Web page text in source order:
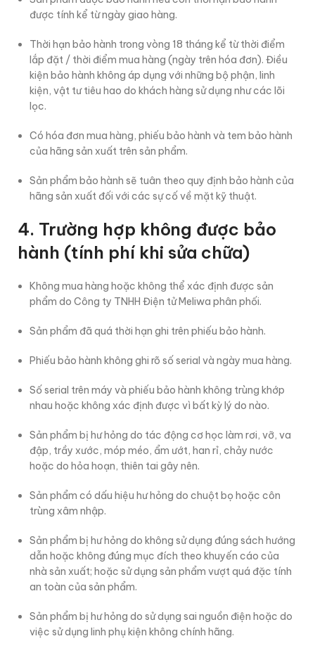
được tính kể từ ngày giao hàng.
Thời hạn bảo hành trong vòng 18 tháng kể từ thời điểm
lắp đặt / thời điểm mua hàng (ngày trên hóa đơn). Điều
kiện bảo hành không áp dụng với những bộ phận, linh
kiện, vật tư tiêu hao do khách hàng sử dụng như các lõi
lọc.
Có hóa đơn mua hàng, phiếu bảo hành và tem bảo hành
của hãng sản xuất trên sản phẩm.
Sản phẩm bảo hành sẽ tuân theo quy định bảo hành của
hãng sản xuất đối với các sự cố về mặt kỹ thuật.
4. Trường hợp không được bảo
hành (tính phí khi sửa chữa)
Không mua hàng hoặc không thể xác định được sản
phẩm do Công ty TNHH Điện tử Meliwa phân phối.
Sản phẩm đã quá thời hạn ghi trên phiếu bảo hành.
Phiếu bảo hành không ghi rõ số serial và ngày mua hàng.
Số serial trên máy và phiếu bảo hành không trùng khớp
nhau hoặc không xác định được vì bất kỳ lý do nào.
Sản phẩm bị hư hỏng do tác động cơ học làm rơi, vỡ, va
đập, trầy xước, móp méo, ẩm ướt, han rỉ, chảy nước
hoặc do hỏa hoạn, thiên tai gây nên.
Sản phẩm có dấu hiệu hư hỏng do chuột bọ hoặc côn
trùng xâm nhập.
Sản phẩm bị hư hỏng do không sử dụng đúng sách hướng
dẫn hoặc không đúng mục đích theo khuyến cáo của
nhà sản xuất; hoặc sử dụng sản phẩm vượt quá đặc tính
an toàn của sản phẩm.
Sản phẩm bị hư hỏng do sử dụng sai nguồn điện hoặc do
việc sử dụng linh phụ kiện không chính hãng.